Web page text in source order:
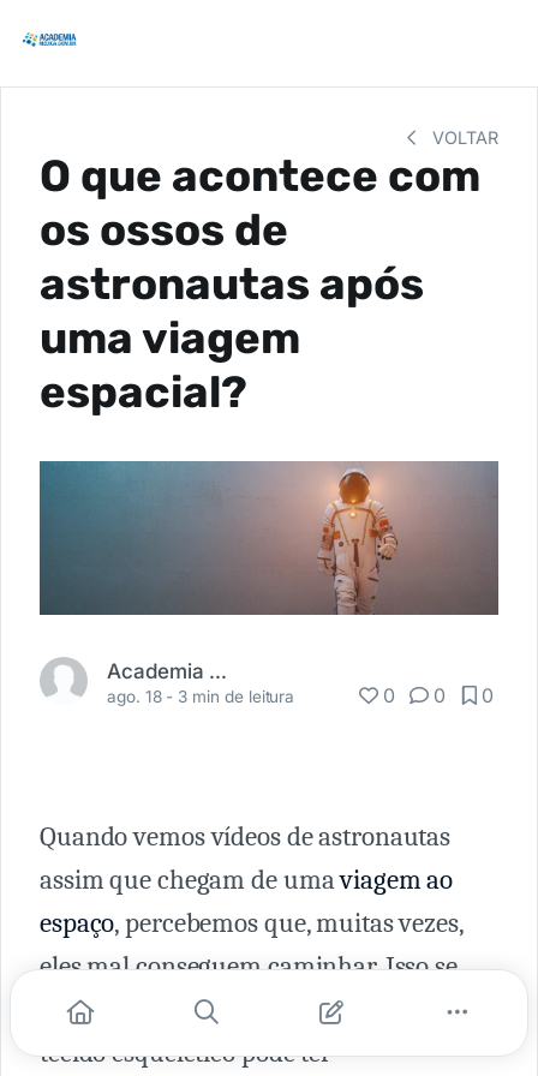
VOLTAR
O que acontece com
os ossos de
astronautas após
uma viagem
espacial?
Academia Médica
ago. 18 - 3 min de leitura 0 0 0
Quando vemos vídeos de astronautas
assim que chegam de umaviagem ao
espaço, percebemos que, muitas vezes,
eles mal conseguem caminhar. Isso se
deve ao fato de que um voo espacial no
tecido esquelético pode ter